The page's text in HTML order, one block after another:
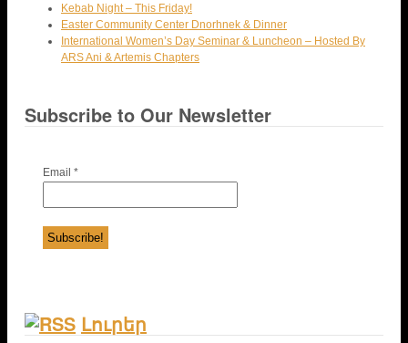
Kebab Night – This Friday!
Easter Community Center Dnorhnek & Dinner
International Women’s Day Seminar & Luncheon – Hosted By
ARS Ani & Artemis Chapters
Subscribe to Our Newsletter
Email *
Լուրեր